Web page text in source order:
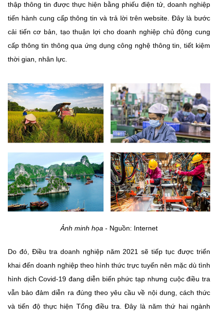
thập thông tin được thực hiện bằng phiếu điện tử, doanh nghiệp
tiến hành cung cấp thông tin và trả lời trên website. Đây là bước
cải tiến cơ bản, tạo thuận lợi cho doanh nghiệp chủ động cung
cấp thông tin thông qua ứng dụng công nghệ thông tin, tiết kiệm
thời gian, nhân lực.
Ảnh minh họa - Nguồn: Internet
Do đó, Điều tra doanh nghiệp năm 2021 sẽ tiếp tục được triển
khai đến doanh nghiệp theo hình thức trực tuyến nên mặc dù tình
hình dịch Covid-19 đang diễn biến phức tạp nhưng cuộc điều tra
vẫn bảo đảm diễn ra đúng theo yêu cầu về nội dung, cách thức
và tiến độ thực hiện Tổng điều tra. Đây là năm thứ hai ngành